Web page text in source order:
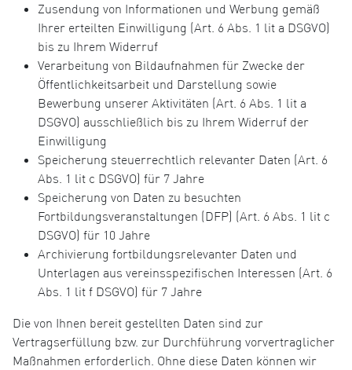
Zusendung von Informationen und Werbung gemäß
Ihrer erteilten Einwilligung (Art. 6 Abs. 1 lit a DSGVO)
bis zu Ihrem Widerruf
Verarbeitung von Bildaufnahmen für Zwecke der
Öffentlichkeitsarbeit und Darstellung sowie
Bewerbung unserer Aktivitäten (Art. 6 Abs. 1 lit a
DSGVO) ausschließlich bis zu Ihrem Widerruf der
Einwilligung
Speicherung steuerrechtlich relevanter Daten (Art. 6
Abs. 1 lit c DSGVO) für 7 Jahre
Speicherung von Daten zu besuchten
Fortbildungsveranstaltungen (DFP) (Art. 6 Abs. 1 lit c
DSGVO) für 10 Jahre
Archivierung fortbildungsrelevanter Daten und
Unterlagen aus vereinsspezifischen Interessen (Art. 6
Abs. 1 lit f DSGVO) für 7 Jahre
Die von Ihnen bereit gestellten Daten sind zur
Vertragserfüllung bzw. zur Durchführung vorvertraglicher
Maßnahmen erforderlich. Ohne diese Daten können wir